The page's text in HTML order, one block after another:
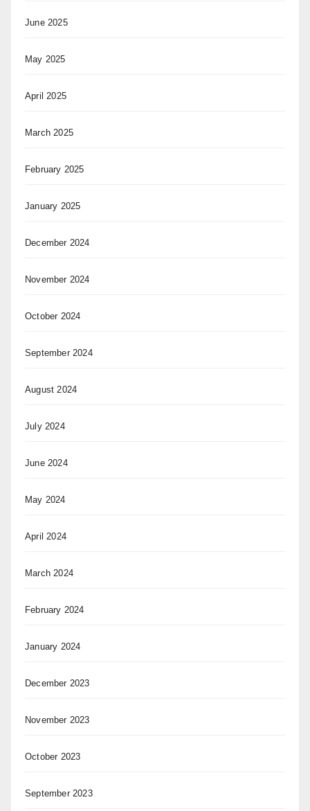
June 2025
May 2025
April 2025
March 2025
February 2025
January 2025
December 2024
November 2024
October 2024
September 2024
August 2024
July 2024
June 2024
May 2024
April 2024
March 2024
February 2024
January 2024
December 2023
November 2023
October 2023
September 2023